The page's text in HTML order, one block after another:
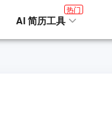
AI 简历工具
热门